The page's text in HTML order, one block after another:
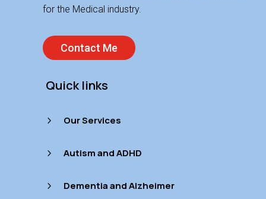
for the Medical industry.
Contact Me
Quick links
5 Our Services
5 Autism and ADHD
5 Dementia and Alzheimer